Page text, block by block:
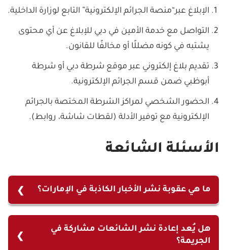
الإبلاغ عبر“منصة الجرائم الإلكترونية” التابع لوزارة الداخلية.
التواصل مع خدمة الأمين في دبي للإبلاغ عن أي محتوى
يشتبه في كونه مضللًا أو مخالفًا للقانون.
تقديم بلاغ إلكتروني عبر موقع شرطة دبي أو شرطة
أبوظبي ضمن قسم الجرائم الإلكترونية.
الحضور الشخصي لمراكز الشرطة المختصة بالجرائم
الإلكترونية مع توفير الأدلة (لقطات شاشة، روابط).
الأسئلة الشائعة
ما هي عقوبة نشر الأخبار الكاذبة في الإمارات؟
هي الحبس مدة لا تقل عن سنة والغرامة التي لا تقل
هل يُعد إعادة نشر الشائعات مشاركة في
الجريمة؟